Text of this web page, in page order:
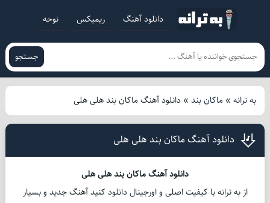
دانلود آهنگ ریمیکس نوحه
جستجو
به ترانه» ماکان بند» دانلود آهنگ ماکان بند هلی هلی
دانلود آهنگ ماکان بند هلی هلی
دانلود آهنگ ماکان بند هلی هلی
از به ترانه با کیفیت اصلی و اورجینال دانلود کنید آهنگ جدید و بسیار